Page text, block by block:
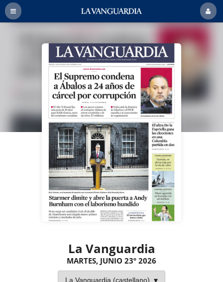
La Vanguardia
MARTES, JUNIO 23º 2026